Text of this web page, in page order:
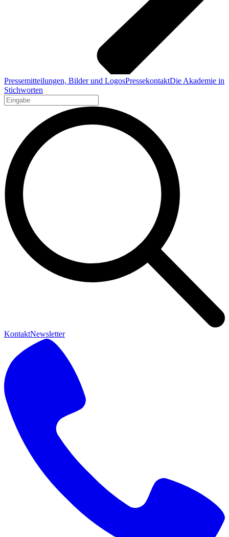
Pressemitteilungen, Bilder und LogosPressekontaktDie Akademie in
Stichworten
KontaktNewsletter